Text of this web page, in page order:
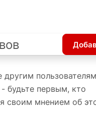
другим
будьте первым, кто
своим мнением об